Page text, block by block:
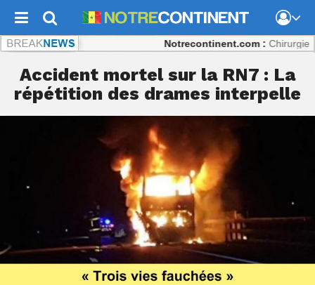
Notrecontinent.com : Chirurgie
Accident mortel sur la RN7 : La
répétition des drames interpelle